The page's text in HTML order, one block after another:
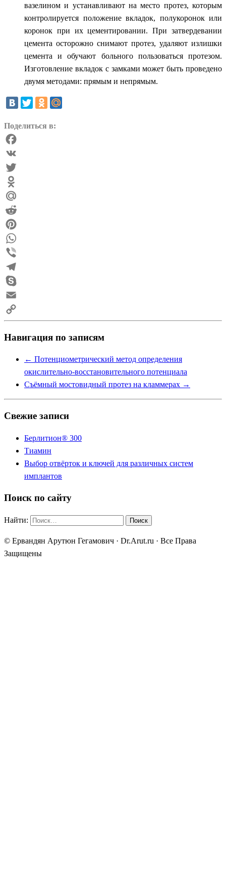
вазелином и устанавливают на место протез, которым
контролируется положение вкладок, полукоронок или
коронок при их цементировании. При затвердевании
цемента осторожно снимают протез, удаляют излишки
цемента и обучают больного пользоваться протезом.
Изготовление вкладок с замками может быть проведено
двумя методами: прямым и непрямым.
Поделиться в:
Facebook
VK
Twitter
Odnoklassniki
Mail.Ru
Reddit
Pinterest
WhatsApp
Viber
Telegram
Skype
Email
Copy
Link
Навигация по записям
← Потенциометрический метод определения
окислительно-восстановительного потенциала
Съёмный мостовидный протез на кламмерах →
Свежие записи
Берлитион® 300
Тиамин
Выбор отвёрток и ключей для различных систем
имплантов
Поиск по сайту
Найти:
© Ервандян Арутюн Гегамович · Dr.Arut.ru · Все Права
Защищены